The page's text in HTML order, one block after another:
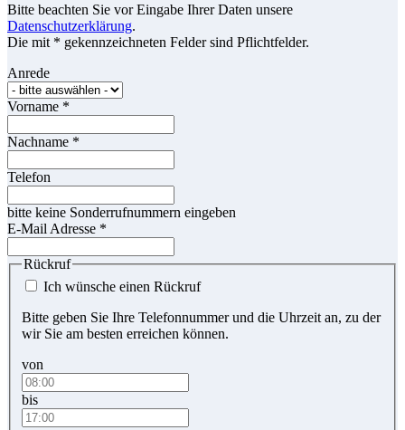
Bitte beachten Sie vor Eingabe Ihrer Daten unsere
Datenschutzerklärung.
Die mit * gekennzeichneten Felder sind Pflichtfelder.
Anrede
Vorname *
Nachname *
Telefon
bitte keine Sonderrufnummern eingeben
E-Mail Adresse *
Rückruf
Ich wünsche einen Rückruf
Bitte geben Sie Ihre Telefonnummer und die Uhrzeit an, zu der
wir Sie am besten erreichen können.
von
bis